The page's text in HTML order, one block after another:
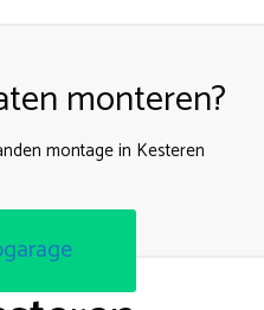
monteren?
montage in Kesteren